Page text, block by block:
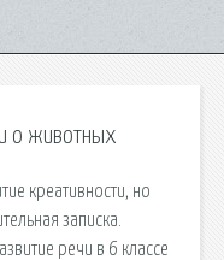
о животных
креативности, но
записка.
речи в 6 классе